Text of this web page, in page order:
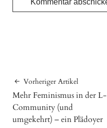
Vorheriger Artikel
Mehr Feminismus in der L-
Community (und
umgekehrt) – ein Plädoyer